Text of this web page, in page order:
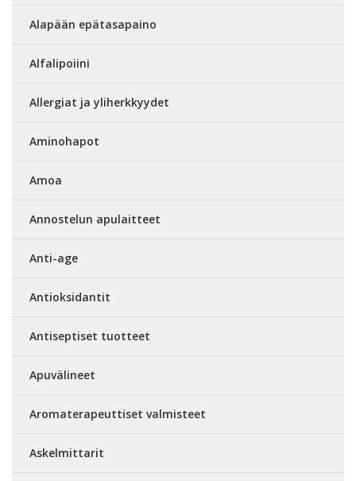
Alapään epätasapaino
Alfalipoiini
Allergiat ja yliherkkyydet
Aminohapot
Amoa
Annostelun apulaitteet
Anti-age
Antioksidantit
Antiseptiset tuotteet
Apuvälineet
Aromaterapeuttiset valmisteet
Askelmittarit